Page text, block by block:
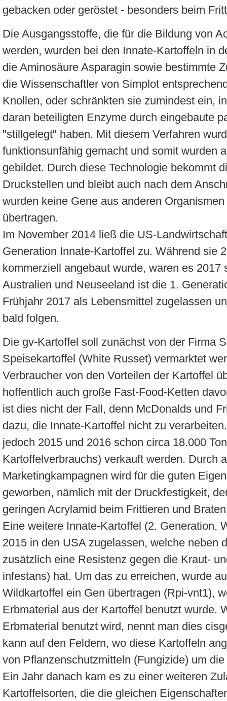
gebacken oder geröstet - besonders beim
Die Ausgangsstoffe, die für die Bildung von
werden, wurden bei den Innate-Kartoffeln in
die Aminosäure Asparagin sowie bestimmte
die Wissenschaftler von Simplot
Knollen, oder schränkten sie zumindest ein,
daran beteiligten Enzyme durch eingebaute
"stillgelegt" haben. Mit diesem Verfahren
funktionsunfähig gemacht und somit wurden
gebildet. Durch diese Technologie bekommt
Druckstellen und bleibt auch nach dem
wurden keine Gene aus anderen
übertragen.
Im November 2014 ließ die US-
Generation Innate-Kartoffel zu. Während sie
kommerziell angebaut wurde, waren es 2017
Australien und Neuseeland ist die 1.
Frühjahr 2017 als Lebensmittel zugelassen
bald folgen.
Die gv-Kartoffel soll zunächst von der Firma
Speisekartoffel (White Russet) vermarktet
Verbraucher von den Vorteilen der Kartoffel
hoffentlich auch große Fast-Food-Ketten
ist dies nicht der Fall, denn McDonalds und
dazu, die Innate-Kartoffel nicht zu
jedoch 2015 und 2016 schon circa 18.000
Kartoffelverbrauchs) verkauft werden. Durch
Marketingkampagnen wird für die guten
geworben, nämlich mit der Druckfestigkeit,
geringen Acrylamid beim Frittieren und
Eine weitere Innate-Kartoffel (2. Generation,
2015 in den USA zugelassen, welche neben
zusätzlich eine Resistenz gegen die Kraut-
infestans) hat. Um das zu erreichen, wurde
Wildkartoffel ein Gen übertragen (Rpi-vnt1),
Erbmaterial aus der Kartoffel benutzt wurde.
Erbmaterial benutzt wird, nennt man dies
kann auf den Feldern, wo diese Kartoffeln
von Pflanzenschutzmitteln (Fungizide) um
Ein Jahr danach kam es zu einer weiteren
Kartoffelsorten, die die gleichen